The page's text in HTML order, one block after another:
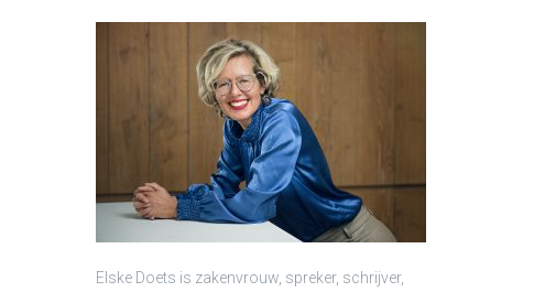
Elske Doets is zakenvrouw, spreker, schrijver,